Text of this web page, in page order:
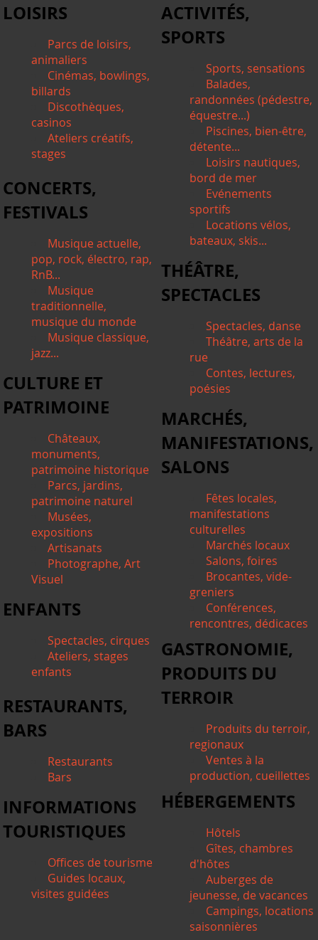
LOISIRS
Parcs de loisirs,
animaliers
Cinémas, bowlings,
billards
Discothèques,
casinos
Ateliers créatifs,
stages
ACTIVITÉS,
SPORTS
Sports, sensations
Balades,
randonnées (pédestre,
équestre...)
Piscines, bien-être,
détente...
Loisirs nautiques,
bord de mer
Evénements
sportifs
Locations vélos,
bateaux, skis...
CONCERTS,
FESTIVALS
Musique actuelle,
pop, rock, électro, rap,
RnB...
Musique
traditionnelle,
musique du monde
Musique classique,
jazz...
THÉÂTRE,
SPECTACLES
Spectacles, danse
Théâtre, arts de la
rue
Contes, lectures,
poésies
CULTURE ET
PATRIMOINE
Châteaux,
monuments,
patrimoine historique
Parcs, jardins,
patrimoine naturel
Musées,
expositions
Artisanats
Photographe, Art
Visuel
MARCHÉS,
MANIFESTATIONS,
SALONS
Fêtes locales,
manifestations
culturelles
Marchés locaux
Salons, foires
Brocantes, vide-
greniers
Conférences,
rencontres, dédicaces
ENFANTS
Spectacles, cirques
Ateliers, stages
enfants
GASTRONOMIE,
PRODUITS DU
TERROIR
Produits du terroir,
regionaux
Ventes à la
production, cueillettes
RESTAURANTS,
BARS
Restaurants
Bars
HÉBERGEMENTS
Hôtels
Gîtes, chambres
d'hôtes
Auberges de
jeunesse, de vacances
Campings, locations
saisonnières
INFORMATIONS
TOURISTIQUES
Offices de tourisme
Guides locaux,
visites guidées